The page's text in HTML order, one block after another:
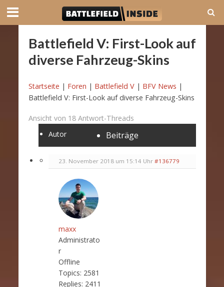
Battlefield V: First-Look auf
diverse Fahrzeug-Skins
Startseite | Foren | Battlefield V | BFV News |
Battlefield V: First-Look auf diverse Fahrzeug-Skins
Ansicht von 18 Antwort-Threads
Autor
Beiträge
23. November 2018 um 15:14 Uhr #136779
maxx
Administrato
r
Offline
Topics: 2581
Replies: 2411